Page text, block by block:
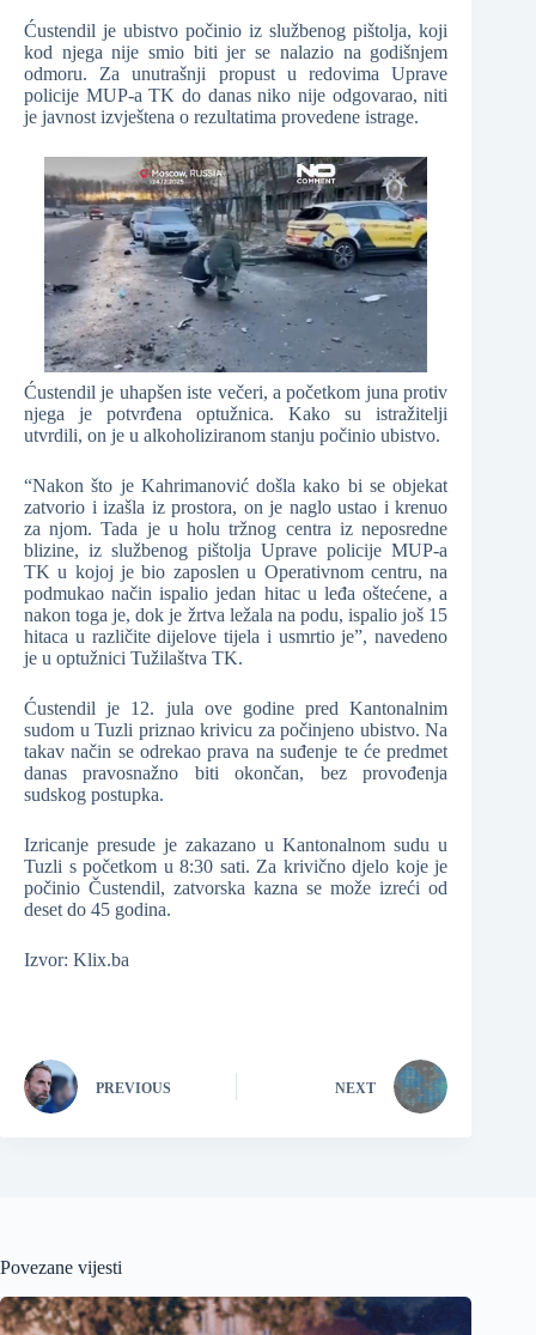
Ćustendil je ubistvo počinio iz službenog pištolja, koji
kod njega nije smio biti jer se nalazio na godišnjem
odmoru. Za unutrašnji propust u redovima Uprave
policije MUP-a TK do danas niko nije odgovarao, niti
je javnost izvještena o rezultatima provedene istrage.
Ćustendil je uhapšen iste večeri, a početkom juna protiv
njega je potvrđena optužnica. Kako su istražitelji
utvrdili, on je u alkoholiziranom stanju počinio ubistvo.
“Nakon što je Kahrimanović došla kako bi se objekat
zatvorio i izašla iz prostora, on je naglo ustao i krenuo
za njom. Tada je u holu tržnog centra iz neposredne
blizine, iz službenog pištolja Uprave policije MUP-a
TK u kojoj je bio zaposlen u Operativnom centru, na
podmukao način ispalio jedan hitac u leđa oštećene, a
nakon toga je, dok je žrtva ležala na podu, ispalio još 15
hitaca u različite dijelove tijela i usmrtio je”, navedeno
je u optužnici Tužilaštva TK.
Ćustendil je 12. jula ove godine pred Kantonalnim
sudom u Tuzli priznao krivicu za počinjeno ubistvo. Na
takav način se odrekao prava na suđenje te će predmet
danas pravosnažno biti okončan, bez provođenja
sudskog postupka.
Izricanje presude je zakazano u Kantonalnom sudu u
Tuzli s početkom u 8:30 sati. Za krivično djelo koje je
počinio Čustendil, zatvorska kazna se može izreći od
deset do 45 godina.
Izvor: Klix.ba
PREVIOUS NEXT
Povezane vijesti